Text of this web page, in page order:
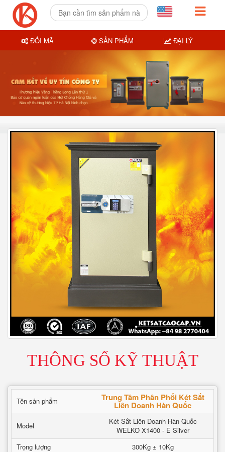
THÔNG SỐ KỸ THUẬT
Tên sản phẩm Trung Tâm Phân Phối Két Sắt
Liên Doanh Hàn Quốc
Model
Két Sắt Liên Doanh Hàn Quốc
WELKO X1400 - E Silver
Trọng lượng
300Kg ± 10Kg
ĐỔI MÃ SẢN PHẨM ĐẠI LÝ